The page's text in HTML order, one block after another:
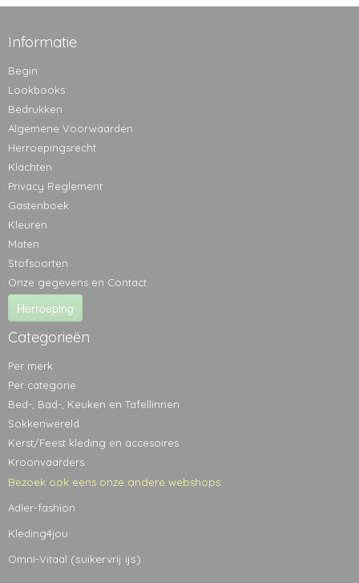
Informatie
Begin
Lookbooks
Bedrukken
Algemene Voorwaarden
Herroepingsrecht
Klachten
Privacy Reglement
Gastenboek
Kleuren
Maten
Stofsoorten
Onze gegevens en Contact
Herroeping
Categorieën
Per merk
Per categorie
Bed-, Bad-, Keuken en Tafellinnen
Sokkenwereld
Kerst/Feest kleding en accesoires
Kroonvaarders
Bezoek ook eens onze andere webshops:
Adler-fashion
Kleding4jou
Omni-Vitaal (suikervrij ijs)